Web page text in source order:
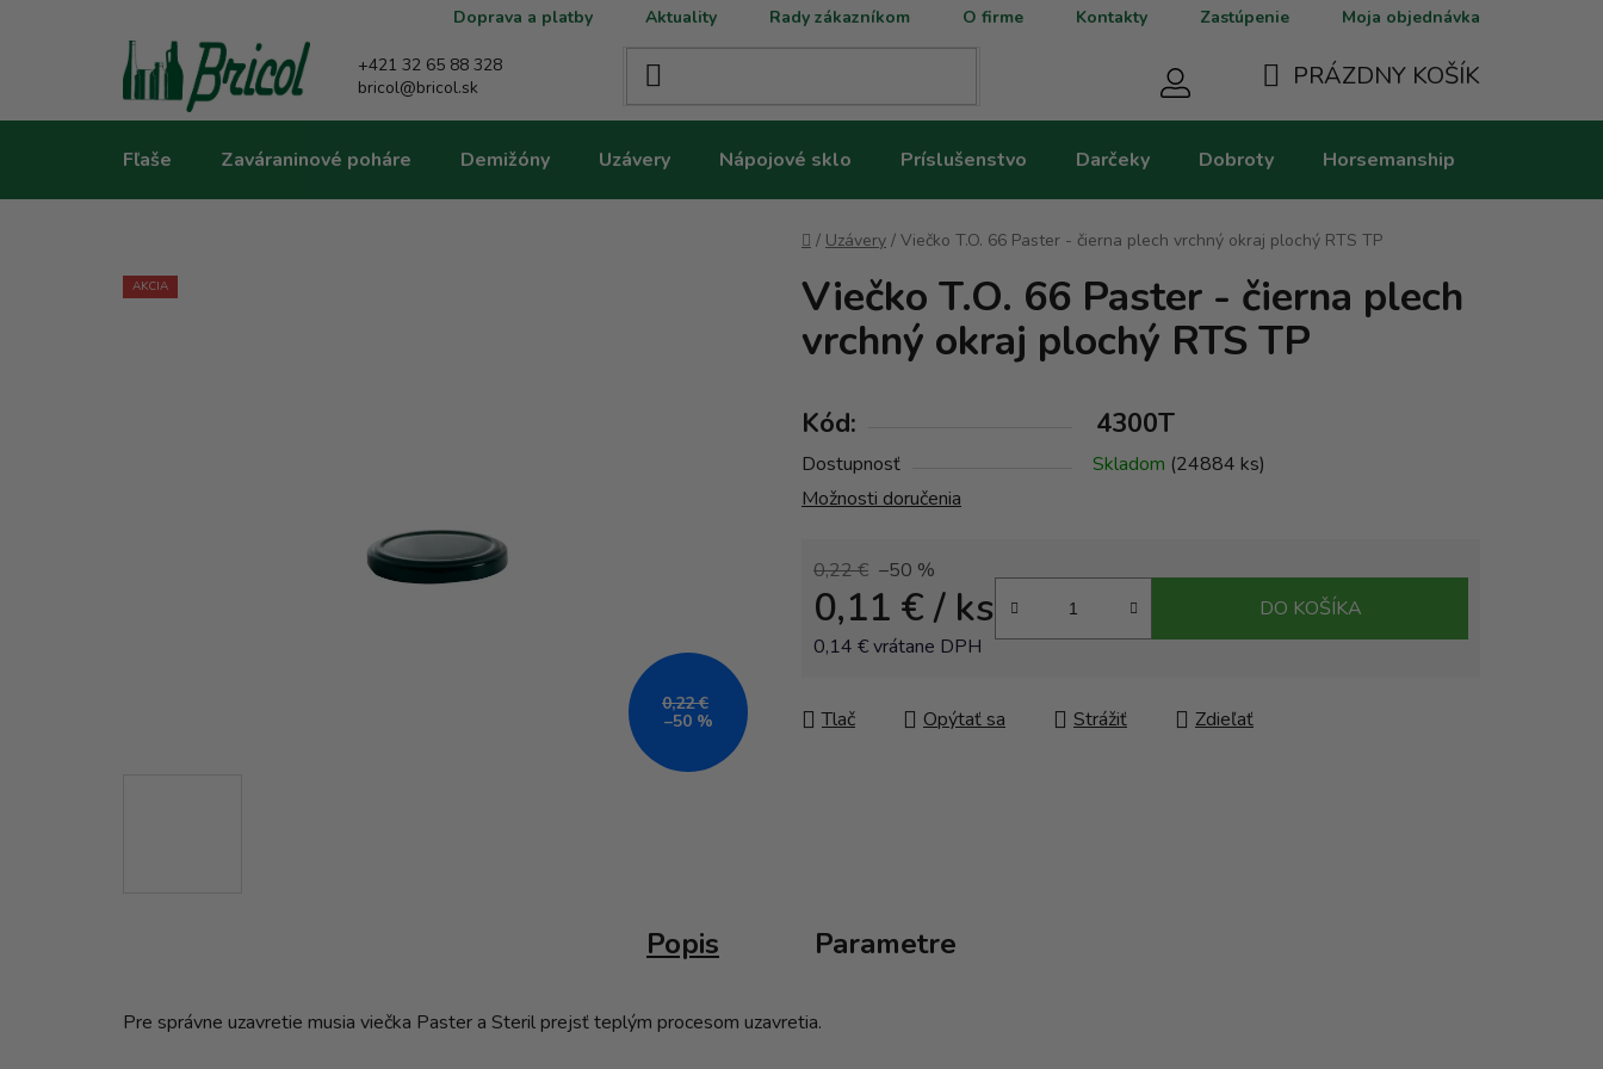
Doprava a platby Aktuality Rady zákazníkom O firme Kontakty Zastúpenie Moja objednávka
+421 32 65 88 328
bricol@bricol.sk
KOŠÍK
PRÁZDNY KOŠÍK
Fľaše Zaváraninové poháre Demižóny Uzávery Nápojové sklo Príslušenstvo Darčeky Dobroty Horsemanship
Domov
/ Uzávery / Viečko T.O. 66 Paster - čierna plech vrchný okraj plochý RTS TP
Viečko T.O. 66 Paster - čierna plech
vrchný okraj plochý RTS TP
Kód: 4300T
Dostupnosť Skladom (24884 ks)
Možnosti doručenia
0,22 € –50 %
0,11 €/ ks
0,14 € vrátane DPH
DO KOŠÍKA
Tlač Opýtať sa Strážiť Zdieľať
AKCIA
0,22 €
–50 %
Popis Parametre
Pre správne uzavretie musia viečka Paster a Steril prejsť teplým procesom uzavretia.